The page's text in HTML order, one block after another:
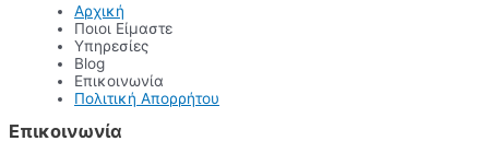
Αρχική
Ποιοι Είμαστε
Υπηρεσίες
Blog
Επικοινωνία
Πολιτική Απορρήτου
Επικοινωνία